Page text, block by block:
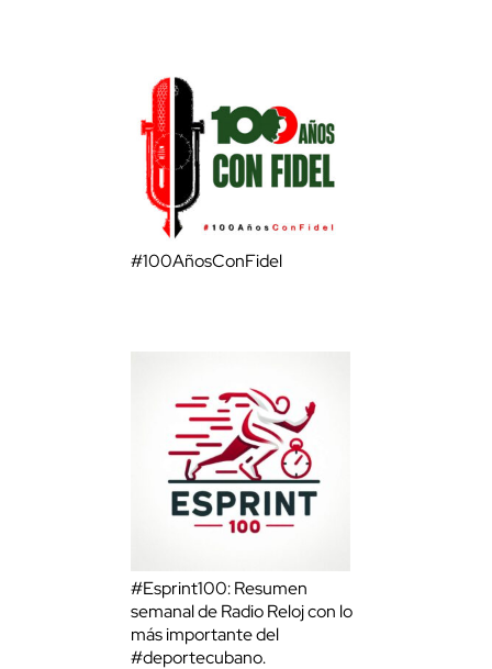
#100AñosConFidel
#Esprint100: Resumen
semanal de Radio Reloj con lo
más importante del
#deportecubano.